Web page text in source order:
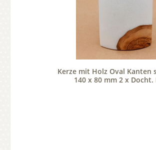
Kerze mit Holz Oval Kanten
140 x 80 mm 2 x Docht.